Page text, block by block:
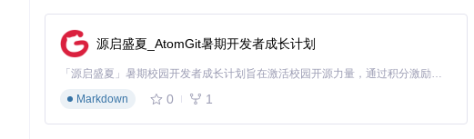
增强日志：通过调整日志级别获取详细的调试信息，深入了解服务器运
服务器状态监控：实时查看服务器连接状态和通知，及时发现并解决连
源启盛夏_AtomGit暑期开发者成长计划
「源启盛夏」暑期校园开发者成长计划旨在激活校园开源力量，通过积分激励、认证扶持、资源倾斜等形式，引导高校组织和开发者完成「入驻 — 建项目 — 做贡献 — 获认证 — 得资源」的完整闭环。无论你是想带领社团入驻平台的组织者，还是希望用代码贡献证明自己的开发者，都能在这里找到属于你的成长路径。
Markdown
0 1